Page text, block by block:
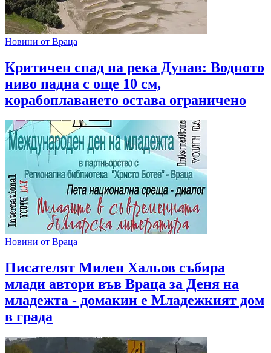
Новини от Враца
Критичен спад на река Дунав: Водното
ниво падна с още 10 см,
корабоплаването остава ограничено
Новини от Враца
Писателят Милен Хальов събира
млади автори във Враца за Деня на
младежта - домакин е Младежкият дом
в града